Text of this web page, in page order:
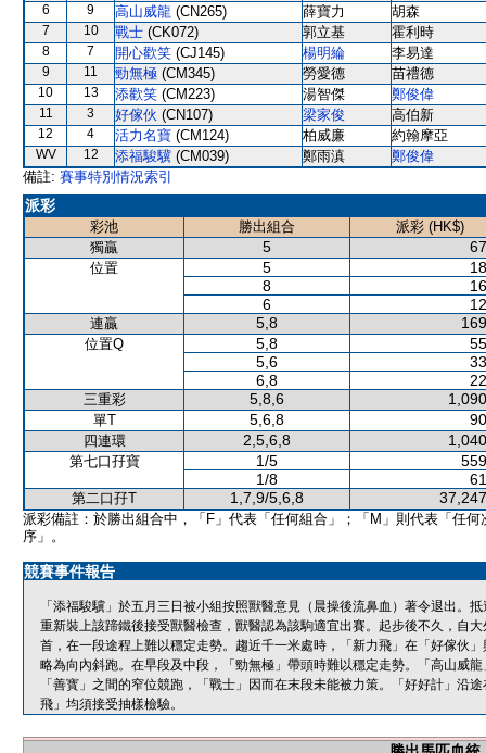
6 9 高山威龍 (CN265) 薛寶力 胡森
7 10 戰士 (CK072) 郭立基 霍利時
8 7 開心歡笑 (CJ145) 楊明綸 李易達
9 11 勁無極 (CM345) 勞愛德 苗禮德
10 13 添歡笑 (CM223) 湯智傑 鄭俊偉
11 3 好傢伙 (CN107) 梁家俊 高伯新
12 4 活力名寶 (CM124) 柏威廉 約翰摩亞
WV 12 添福駿驥 (CM039) 鄭雨滇
鄭俊偉
備註: 賽事特別情況索引
派彩
彩池 勝出組合
派彩 (HK$)
獨贏
5
位置 5
8
6
連贏 5,8
位置Q 5,8
5,6
6,8
三重彩 5,8,6
單T 5,6,8
四連環 2,5,6,8
第七口孖寶 1/5
1/8
第二口孖T 1,7,9/5,6,8
派彩備註：於勝出組合中，「F」代表「任何組合」；「M」則代表「任何
序」。
競賽事件報告
「添福駿驥」於五月三日被小組按照獸醫意見（晨操後流鼻血）著令退出。
重新裝上該蹄鐵後接受獸醫檢查，獸醫認為該駒適宜出賽。起步後不久，自
首，在一段途程上難以穩定走勢。趨近千一米處時，「新力飛」在「好傢伙
略為向內斜跑。在早段及中段，「勁無極」帶頭時難以穩定走勢。「高山威
「善寳」之間的窄位競跑，「戰士」因而在末段未能被力策。「好好計」沿
飛」均須接受抽樣檢驗。